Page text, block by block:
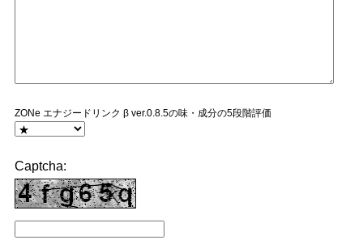
ZONe エナジードリンク β ver.0.8.5の味・成分の5段階評価
Captcha: